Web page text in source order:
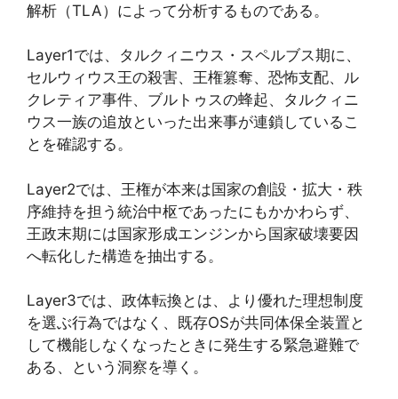
解析（TLA）によって分析するものである。
Layer1では、タルクィニウス・スペルブス期に、
セルウィウス王の殺害、王権篡奪、恐怖支配、ル
クレティア事件、ブルトゥスの蜂起、タルクィニ
ウス一族の追放といった出来事が連鎖しているこ
とを確認する。
Layer2では、王権が本来は国家の創設・拡大・秩
序維持を担う統治中枢であったにもかかわらず、
王政末期には国家形成エンジンから国家破壊要因
へ転化した構造を抽出する。
Layer3では、政体転換とは、より優れた理想制度
を選ぶ行為ではなく、既存OSが共同体保全装置と
して機能しなくなったときに発生する緊急避難で
ある、という洞察を導く。